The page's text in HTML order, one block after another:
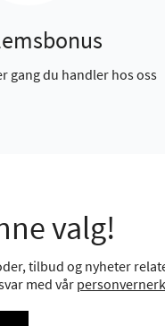
gang du handler hos oss
valg!
tilbud og nyheter
med vår